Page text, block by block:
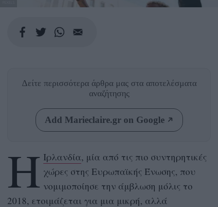
Δείτε περισσότερα άρθρα μας στα αποτελέσματα
αναζήτησης
Add Marieclaire.gr on Google
H Ιρλανδία, μία από τις πιο συντηρητικές
χώρες στης Ευρωπαϊκής Ένωσης, που
νομιμοποίησε την άμβλωση μόλις το
2018, ετοιμάζεται για μια μικρή, αλλά